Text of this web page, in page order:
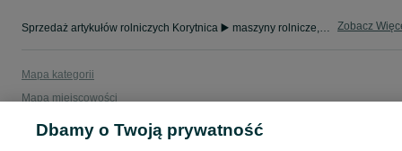
Sprzedaż artykułów rolniczych Korytnica ▶️ maszyny rolnicze, produkty rolne i inne ✅ Nowe i używane w dobrych cenach ✌ Znajdź oferty na OLX.pl! Zobacz
Mapa kategorii
Mapa miejscowości
Mapa ministron
Dbamy o Twoją prywatność